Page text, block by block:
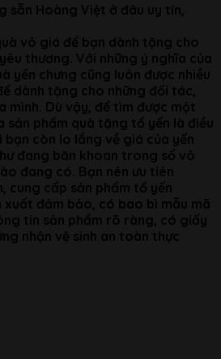
sẵn Hoàng Việt ở đâu uy tín,
vô giá để bạn dành tặng cho
thương. Với những ý nghĩa của
yến chưng cũng luôn được nhiều
dành tặng cho những đối tác,
mình. Dù vậy, để tìm được một
sản phẩm quà tặng tổ yến là điều
bạn còn lo lắng về giá của yến
đang băn khoan trong số vô
đang có. Bạn nên ưu tiên
cung cấp sản phẩm tổ yến
xuất đảm bảo, có bao bì mẫu mã
tin sản phẩm rõ ràng, có giấy
nhận vệ sinh an toàn thực